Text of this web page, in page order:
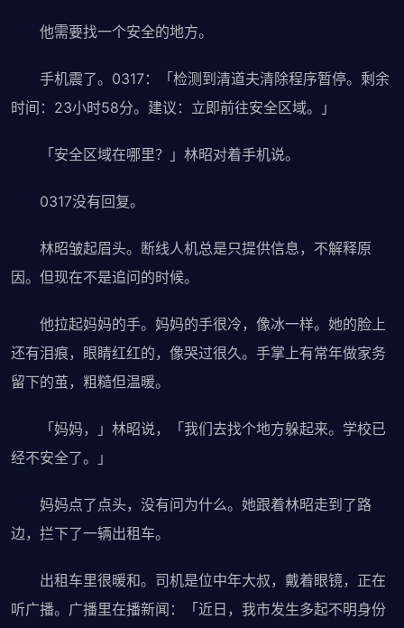
他需要找一个安全的地方。
手机震了。0317：「检测到清道夫清除程序暂停。剩余
时间：23小时58分。建议：立即前往安全区域。」
「安全区域在哪里？」林昭对着手机说。
0317没有回复。
林昭皱起眉头。断线人机总是只提供信息，不解释原
因。但现在不是追问的时候。
他拉起妈妈的手。妈妈的手很冷，像冰一样。她的脸上
还有泪痕，眼睛红红的，像哭过很久。手掌上有常年做家务
留下的茧，粗糙但温暖。
「妈妈，」林昭说，「我们去找个地方躲起来。学校已
经不安全了。」
妈妈点了点头，没有问为什么。她跟着林昭走到了路
边，拦下了一辆出租车。
出租车里很暖和。司机是位中年大叔，戴着眼镜，正在
听广播。广播里在播新闻：「近日，我市发生多起不明身份